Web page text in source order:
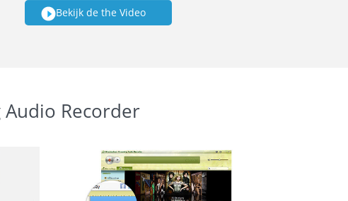
Bekijk de the Video
Recorder